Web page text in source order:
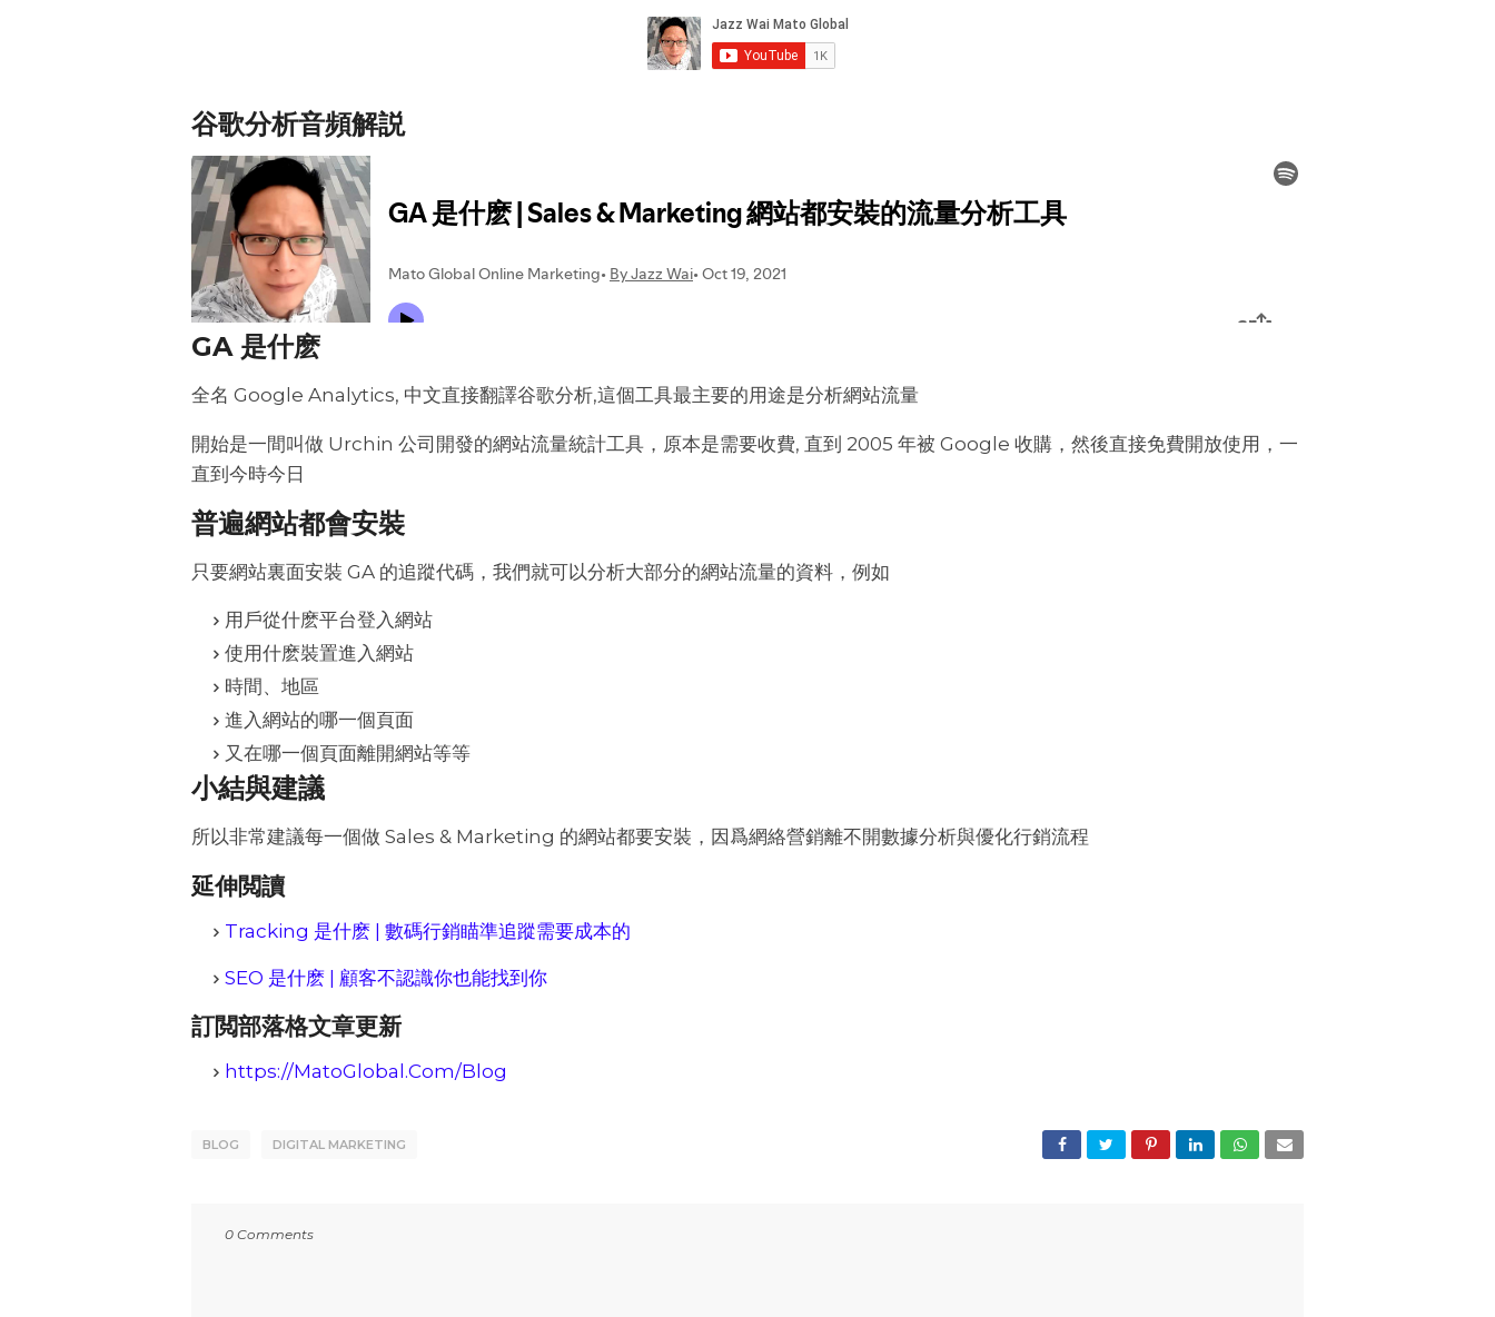
谷歌分析音頻解説
GA 是什麽
全名 Google Analytics, 中文直接翻譯谷歌分析,這個工具最主要的用途是分析網站流量
開始是一間叫做 Urchin 公司開發的網站流量統計工具，原本是需要收費, 直到 2005 年被 Google 收購，然後直接免費開放使用，一
直到今時今日
普遍網站都會安裝
只要網站裏面安裝 GA 的追蹤代碼，我們就可以分析大部分的網站流量的資料，例如
用戶從什麽平台登入網站
使用什麽裝置進入網站
時間、地區
進入網站的哪一個頁面
又在哪一個頁面離開網站等等
小結與建議
所以非常建議每一個做 Sales & Marketing 的網站都要安裝，因爲網絡營銷離不開數據分析與優化行銷流程
延伸閲讀
Tracking 是什麽 | 數碼行銷瞄準追蹤需要成本的
SEO 是什麽 | 顧客不認識你也能找到你
訂閲部落格文章更新
https://MatoGlobal.Com/Blog
BLOG DIGITAL MARKETING
0 Comments